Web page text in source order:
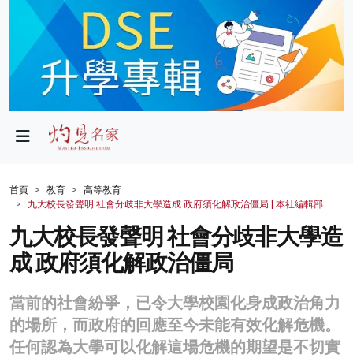
政局
財經
生活
健康
商業
科技
影片
首頁 教育
高等教育
九大校長發聲明 社會分歧非大學造成 政府須化解政治僵局 | 本社編輯部
九大校長發聲明 社會分歧非大學造
成 政府須化解政治僵局
當前的社會紛爭，已令大學校園化身成政治角力
的場所，而政府的回應至今未能有效化解危機。
任何認為大學可以化解這場危機的期望是不切實